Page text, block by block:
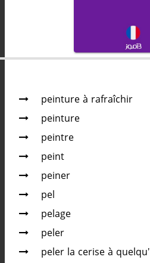
peinture à rafraîchir
peinture
peintre
peint
peiner
pel
pelage
peler
peler la cerise à